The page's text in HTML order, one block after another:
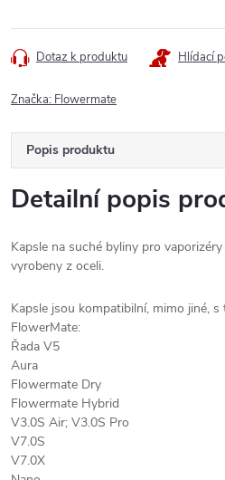
cena:
Dotaz k produktu Hlídací
Značka: Flowermate
Popis produktu
Detailní popis
Kapsle na suché byliny pro
vyrobeny z oceli.
Kapsle jsou kompatibilní, mimo jiné,
FlowerMate:
Řada V5
Aura
Flowermate Dry
Flowermate Hybrid
V3.0S Air; V3.0S Pro
V7.0S
V7.0X